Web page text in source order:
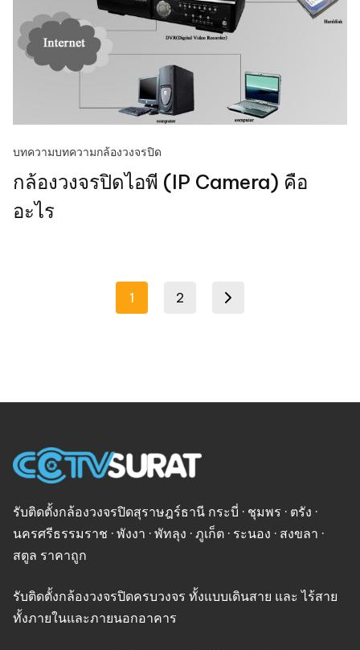
บทความบทความกล้องวงจรปิด
กล้องวงจรปิดไอพี (IP Camera) คือ
อะไร
1 2
รับติดตั้งกล้องวงจรปิดสุราษฎร์ธานี กระบี่ · ชุมพร · ตรัง ·
นครศรีธรรมราช · พังงา · พัทลุง · ภูเก็ต · ระนอง · สงขลา ·
สตูล ราคาถูก
รับติดตั้งกล้องวงจรปิดครบวงจร ทั้งแบบเดินสาย และ ไร้สาย
ทั้งภายในและภายนอกอาคาร